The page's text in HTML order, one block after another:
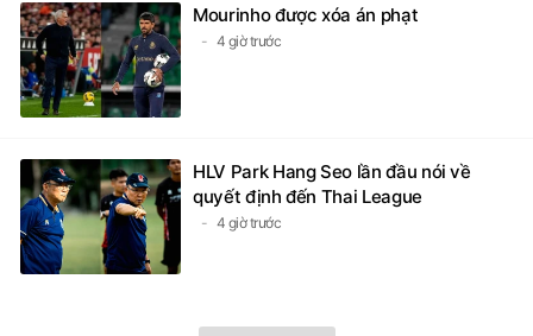
Mourinho được xóa án phạt
4 giờ trước
HLV Park Hang Seo lần đầu nói về
quyết định đến Thai League
4 giờ trước